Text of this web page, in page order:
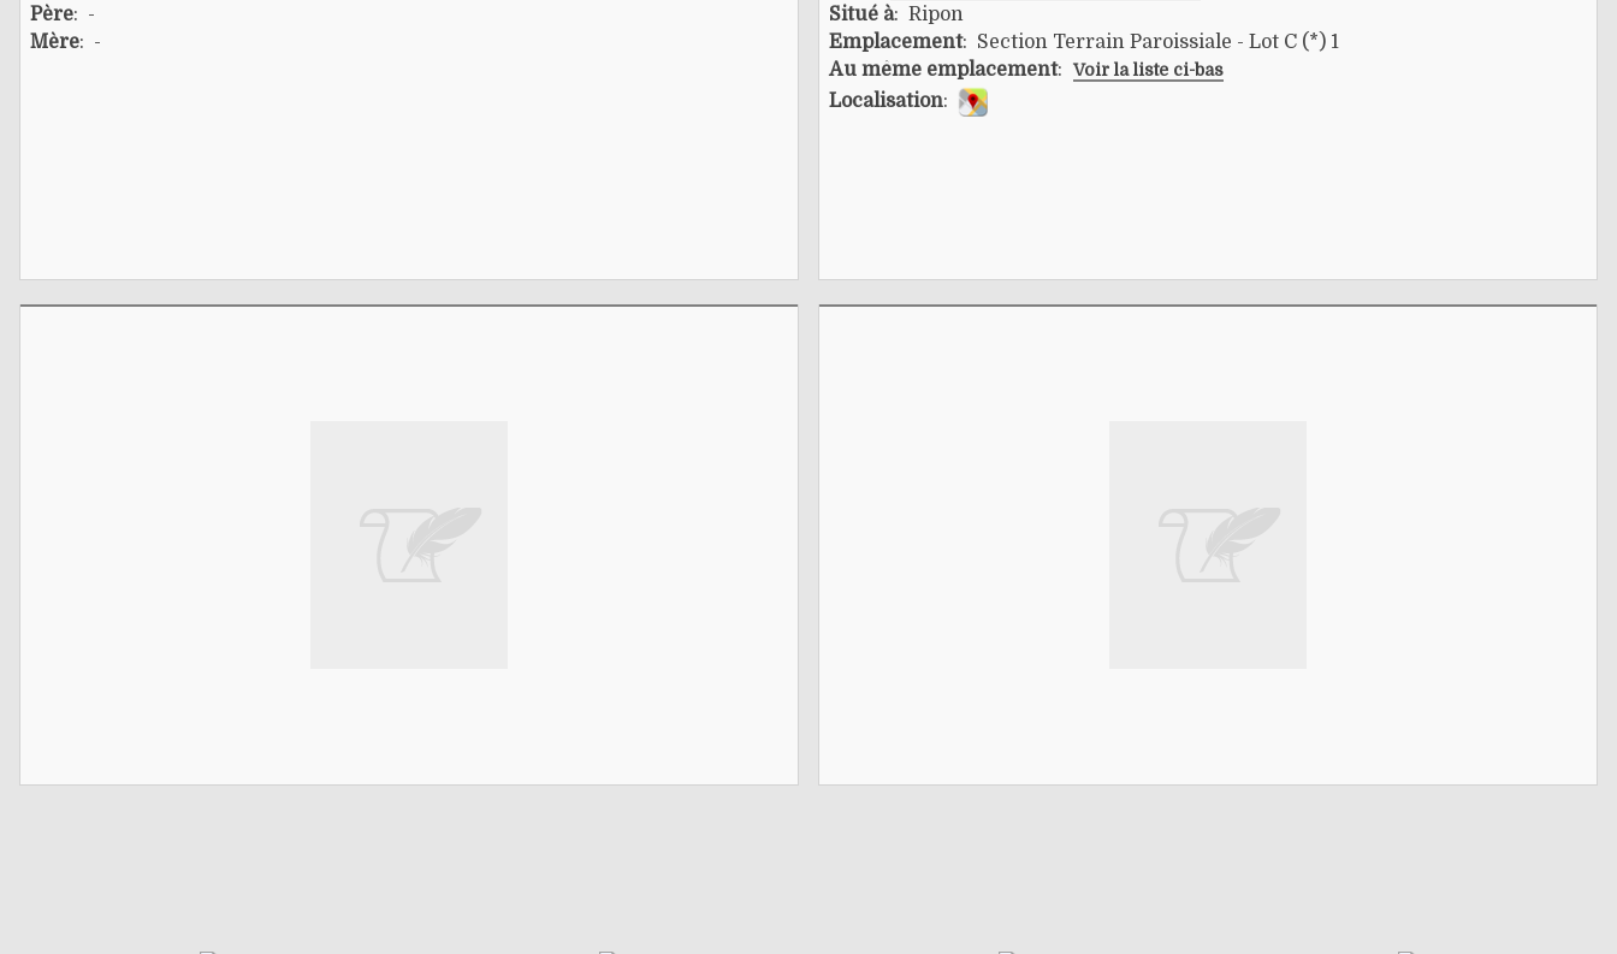
Père: -
Mère: -
Situé à: Ripon
Emplacement: Section Terrain Paroissiale - Lot C (*) 1
Au même emplacement: Voir la liste ci-bas
Localisation: